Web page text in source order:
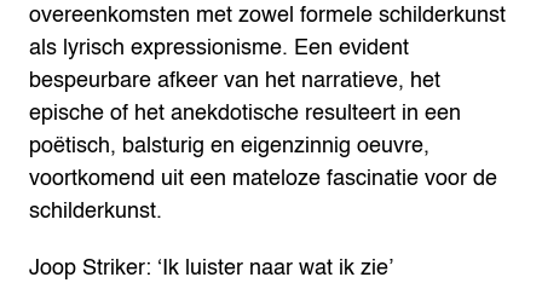
overeenkomsten met zowel formele schilderkunst
als lyrisch expressionisme. Een evident
bespeurbare afkeer van het narratieve, het
epische of het anekdotische resulteert in een
poëtisch, balsturig en eigenzinnig oeuvre,
voortkomend uit een mateloze fascinatie voor de
schilderkunst.
Joop Striker: ‘Ik luister naar wat ik zie’